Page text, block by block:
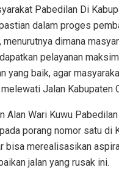
Pabedilan Di
dalam proges
menurutnya dimana
pelayanan
yang baik, agar
Jalan Kabupaten
Alan Wari Kuwu
porang nomor satu di
bisa merealisasikan
jalan yang rusak ini.